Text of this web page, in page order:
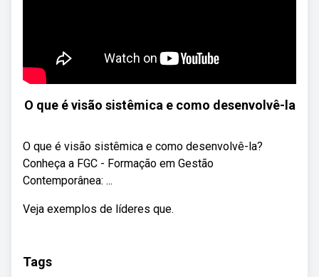
O que é visão sistêmica e como desenvolvê-la
O que é visão sistêmica e como desenvolvê-la?
Conheça a FGC - Formação em Gestão
Contemporânea: ...
Veja exemplos de líderes que.
Tags